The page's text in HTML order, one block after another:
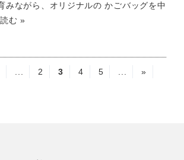
みながら、オリジナルの かごバッグを中
む »
2 3 4 5 »